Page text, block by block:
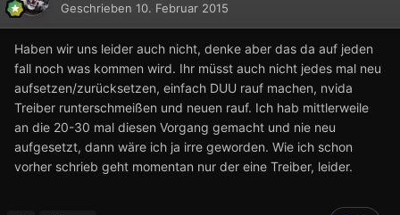
Geschrieben 10. Februar 2015
Haben wir uns leider auch nicht, denke aber das da auf jeden
fall noch was kommen wird. Ihr müsst auch nicht jedes mal neu
aufsetzen/zurücksetzen, einfach DUU rauf machen, nvida
Treiber runterschmeißen und neuen rauf. Ich hab mittlerweile
an die 20-30 mal diesen Vorgang gemacht und nie neu
aufgesetzt, dann wäre ich ja irre geworden. Wie ich schon
vorher schrieb geht momentan nur der eine Treiber, leider.